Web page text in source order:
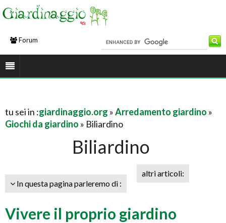
Forum
tu sei in :giardinaggio.org »Arredamento giardino »
Giochi da giardino » Biliardino
Biliardino
In questa pagina parleremo di :
altri articoli:
Vivere il proprio giardino